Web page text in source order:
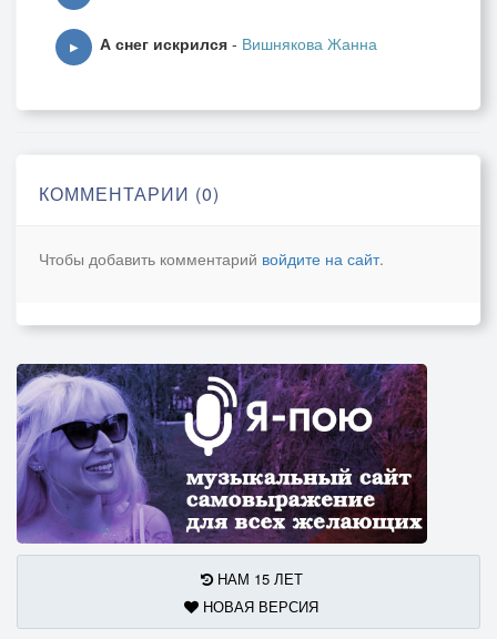
▶ А снег искрился - Вишнякова Жанна
КОММЕНТАРИИ (0)
Чтобы добавить комментарий войдите на сайт.
НАМ 15 ЛЕТ
НОВАЯ ВЕРСИЯ